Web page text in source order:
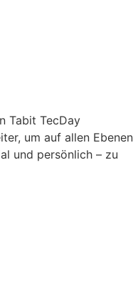
Tabit TecDay
um auf allen Ebenen
und persönlich – zu